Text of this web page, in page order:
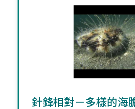
針鋒相對－多樣的海